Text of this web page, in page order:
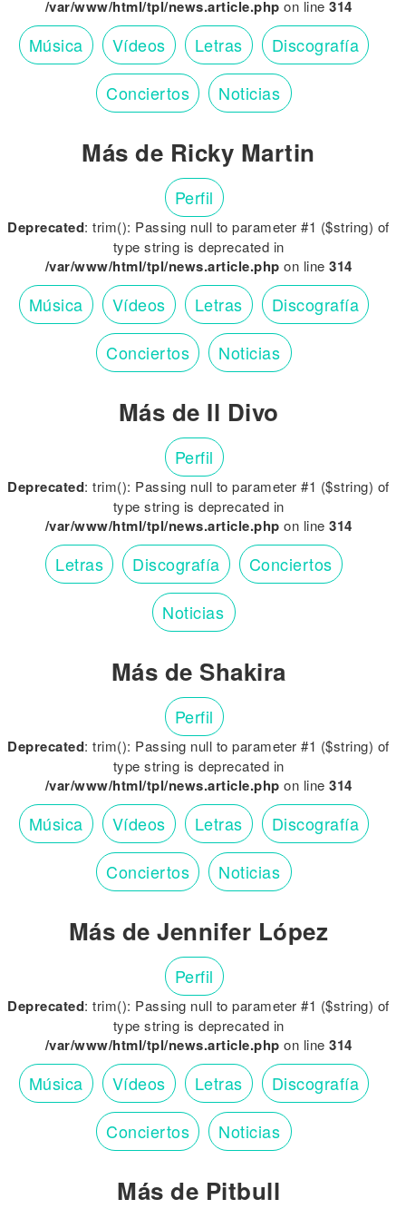
/var/www/html/tpl/news.article.php on line 314
Música Vídeos Letras Discografía
Conciertos Noticias
Más de Ricky Martin
Perfil
Deprecated: trim(): Passing null to parameter #1 ($string) of
type string is deprecated in
/var/www/html/tpl/news.article.php on line 314
Música Vídeos Letras Discografía
Conciertos Noticias
Más de Il Divo
Perfil
Deprecated: trim(): Passing null to parameter #1 ($string) of
type string is deprecated in
/var/www/html/tpl/news.article.php on line 314
Letras Discografía Conciertos
Noticias
Más de Shakira
Perfil
Deprecated: trim(): Passing null to parameter #1 ($string) of
type string is deprecated in
/var/www/html/tpl/news.article.php on line 314
Música Vídeos Letras Discografía
Conciertos Noticias
Más de Jennifer López
Perfil
Deprecated: trim(): Passing null to parameter #1 ($string) of
type string is deprecated in
/var/www/html/tpl/news.article.php on line 314
Música Vídeos Letras Discografía
Conciertos Noticias
Más de Pitbull